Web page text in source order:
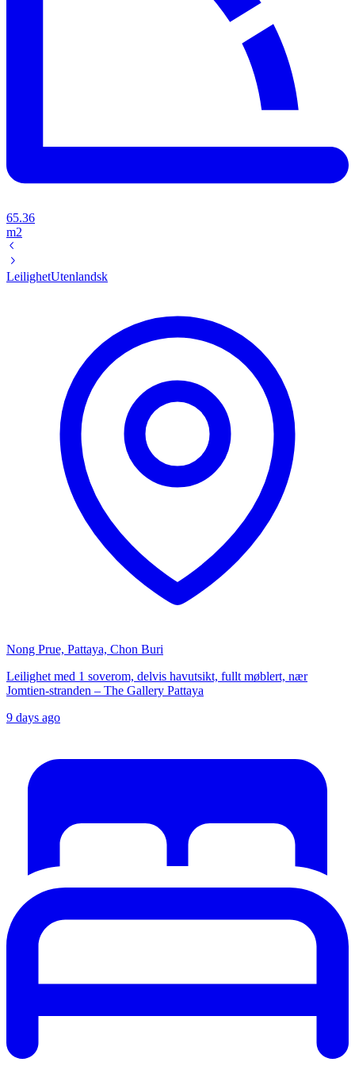
65.36
m2
LeilighetUtenlandsk
Nong Prue, Pattaya, Chon Buri
Leilighet med 1 soverom, delvis havutsikt, fullt møblert, nær
Jomtien-stranden – The Gallery Pattaya
9 days ago